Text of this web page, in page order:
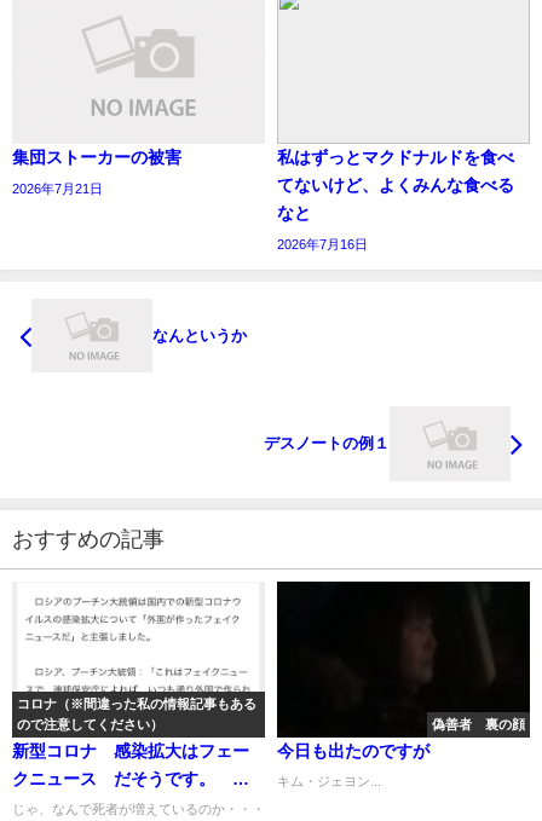
集団ストーカーの被害
2026年7月21日
私はずっとマクドナルドを食べ
てないけど、よくみんな食べる
なと
2026年7月16日
なんというか
デスノートの例１
おすすめの記事
コロナ（※間違った私の情報記事もある
ので注意してください）
新型コロナ 感染拡大はフェー
クニュース だそうです。
千川メンバーも知ってるし 最
じゃ、なんで死者が増えているのか・・・
偽善者 裏の顔
今日も出たのですが
キム・ジェヨン...